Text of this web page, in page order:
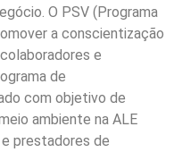
O PSV (Programa
a conscientização
e
de
com objetivo de
ambiente na ALE
prestadores de